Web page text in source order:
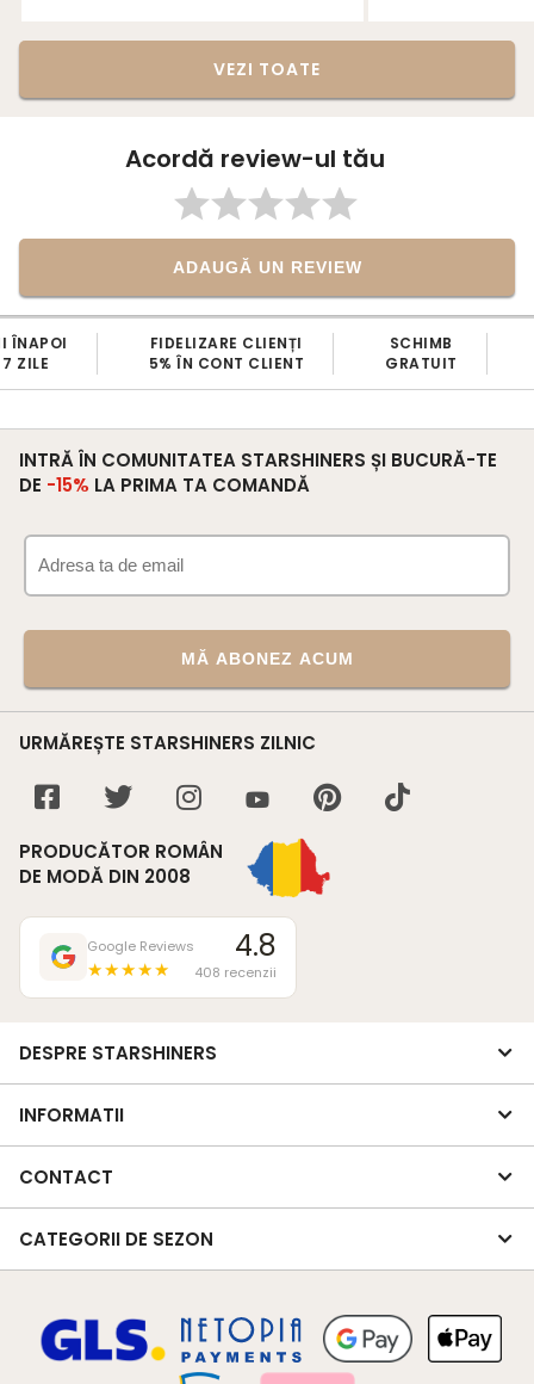
VEZI TOATE
Acordă review-ul tău
ADAUGĂ UN REVIEW
FIDELIZARE CLIENȚI
5% ÎN CONT CLIENT
GRATUIT
INTRĂ ÎN COMUNITATEA STARSHINERS ȘI BUCURĂ-TE
DE -15% LA PRIMA TA COMANDĂ
MĂ ABONEZ ACUM
URMĂREȘTE STARSHINERS ZILNIC
PRODUCĂTOR ROMÂN
DE MODĂ DIN 2008
Google Reviews
★★★★★
4.8
408 recenzii
DESPRE STARSHINERS
INFORMATII
CONTACT
CATEGORII DE SEZON